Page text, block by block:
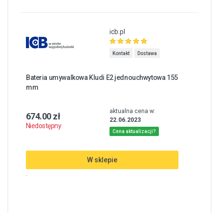
icb.pl
Kontakt Dostawa
Bateria umywalkowa Kludi E2 jednouchwytowa 155
mm
674.00 zł
Niedostępny
aktualna cena w:
22.06.2023
Cena aktualizacji?
W sklepie
.